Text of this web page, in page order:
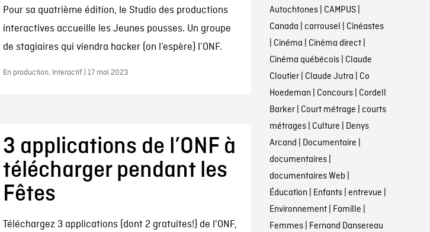
Pour sa quatrième édition, le Studio des productions
interactives accueille les Jeunes pousses. Un groupe
de stagiaires qui viendra hacker (on l’espère) l’ONF.
En production, Interactif | 17 mai 2023
3 applications de l’ONF à
télécharger pendant les
Fêtes
Téléchargez 3 applications (dont 2 gratuites!) de l'ONF,
Autochtones| CAMPUS|
Canada | carrousel | Cinéastes
| Cinéma | Cinéma direct|
Cinéma québécois| Claude
Cloutier| Claude Jutra | Co
Hoedeman | Concours| Cordell
Barker| Court métrage | courts
métrages| Culture | Denys
Arcand | Documentaire |
documentaires|
documentaires Web |
Éducation | Enfants| entrevue |
Environnement| Famille |
Femmes| Fernand Dansereau